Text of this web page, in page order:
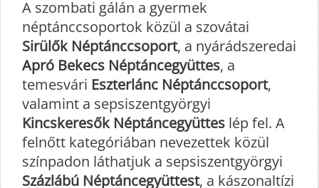
A szombati gálán a gyermek
néptánccsoportok közül a szovátai
Sirülők Néptánccsoport, a nyárádszeredai
Apró Bekecs Néptáncegyüttes, a
temesvári Eszterlánc Néptánccsoport,
valamint a sepsiszentgyörgyi
Kincskeresők Néptáncegyüttes lép fel. A
felnőtt kategóriában nevezettek közül
színpadon láthatjuk a sepsiszentgyörgyi
Százlábú Néptáncegyüttest, a kászonaltízi